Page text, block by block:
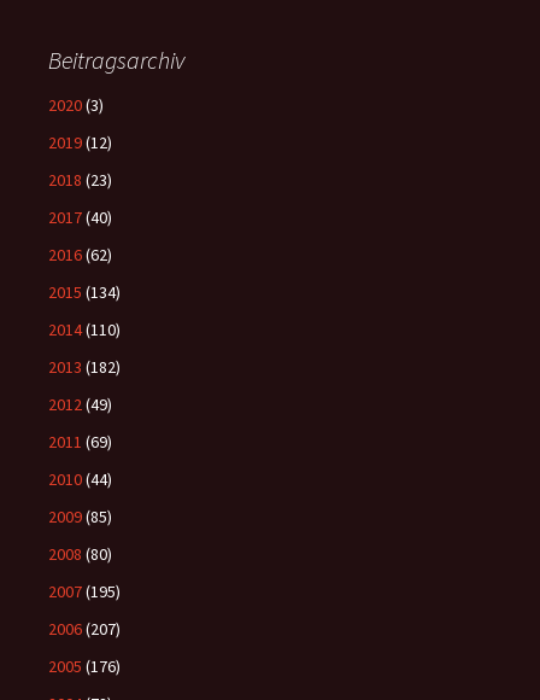
Beitragsarchiv
2020(3)
2019(12)
2018 (23)
2017(40)
2016(62)
2015 (134)
2014(110)
2013 (182)
2012(49)
2011 (69)
2010(44)
2009(85)
2008 (80)
2007(195)
2006(207)
2005 (176)